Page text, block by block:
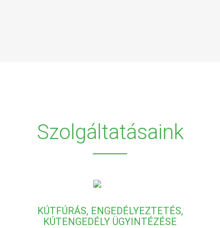
Szolgáltatásaink
KÚTFÚRÁS, ENGEDÉLYEZTETÉS,
KÚTENGEDÉLY ÜGYINTÉZÉSE